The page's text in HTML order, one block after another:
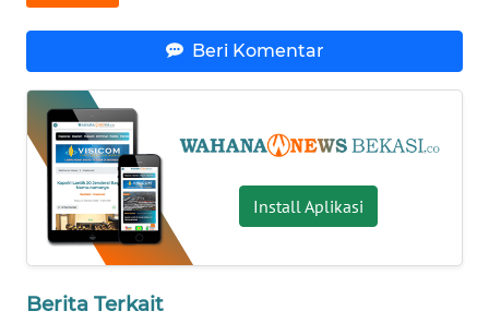
Beri Komentar
Install Aplikasi
Berita Terkait
KALTARA
WN
KALSEL
WN
KALTIM
WN
SULSEL